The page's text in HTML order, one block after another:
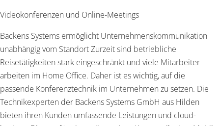
Videokonferenzen und Online-Meetings
Backens Systems ermöglicht Unternehmenskommunikation
unabhängig vom Standort Zurzeit sind betriebliche
Reisetätigkeiten stark eingeschränkt und viele Mitarbeiter
arbeiten im Home Office. Daher ist es wichtig, auf die
passende Konferenztechnik im Unternehmen zu setzen. Die
Technikexperten der Backens Systems GmbH aus Hilden
bieten ihren Kunden umfassende Leistungen und cloud-